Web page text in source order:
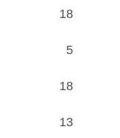
18
5
18
13